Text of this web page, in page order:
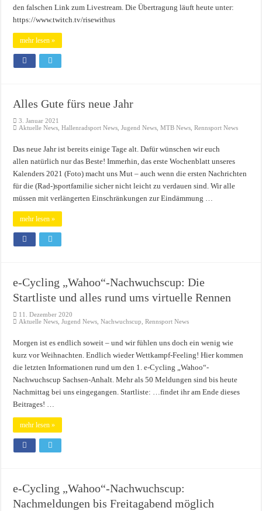
den falschen Link zum Livestream. Die Übertragung läuft heute unter:
https://www.twitch.tv/risewithus
mehr lesen »
Alles Gute fürs neue Jahr
3. Januar 2021
Aktuelle News ,Hallenradsport News ,Jugend News ,MTB News ,Rennsport News
Das neue Jahr ist bereits einige Tage alt. Dafür wünschen wir euch
allen natürlich nur das Beste! Immerhin, das erste Wochenblatt unseres
Kalenders 2021 (Foto) macht uns Mut – auch wenn die ersten Nachrichten
für die (Rad-)sportfamilie sicher nicht leicht zu verdauen sind. Wir alle
müssen mit verlängerten Einschränkungen zur Eindämmung …
mehr lesen »
e-Cycling „Wahoo“-Nachwuchscup: Die
Startliste und alles rund ums virtuelle Rennen
11. Dezember 2020
Aktuelle News ,Jugend News ,Nachwuchscup ,Rennsport News
Morgen ist es endlich soweit – und wir fühlen uns doch ein wenig wie
kurz vor Weihnachten. Endlich wieder Wettkampf-Feeling! Hier kommen
die letzten Informationen rund um den 1. e-Cycling „Wahoo“-
Nachwuchscup Sachsen-Anhalt. Mehr als 50 Meldungen sind bis heute
Nachmittag bei uns eingegangen. Startliste: …findet ihr am Ende dieses
Beitrages! …
mehr lesen »
e-Cycling „Wahoo“-Nachwuchscup:
Nachmeldungen bis Freitagabend möglich